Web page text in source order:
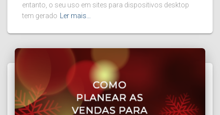
entanto, o seu uso em sites para dispositivos desktop
tem gerado
Ler mais…